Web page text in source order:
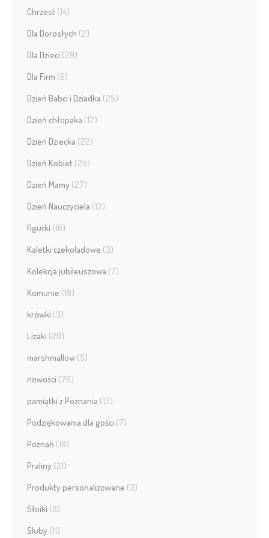
Chrzest (14)
Dla Dorosłych (2)
Dla Dzieci (29)
Dla Firm (6)
Dzień Babci i Dziadka (25)
Dzień chłopaka (17)
Dzień Dziecka (22)
Dzień Kobiet (25)
Dzień Mamy (27)
Dzień Nauczyciela (12)
figurki (16)
Kaletki czekoladowe (3)
Kolekcja jubileuszowa (7)
Komunie (18)
krówki (3)
Lizaki (20)
marshmallow (5)
nowości (76)
pamiątki z Poznania (12)
Podziękowania dla gości (7)
Poznań (19)
Praliny (21)
Produkty personalizowane (3)
Słoiki (8)
Śluby (11)